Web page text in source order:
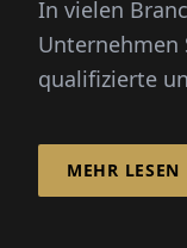
In vielen
Unternehmen
qualifizierte
Wandel und...
MEHR LESEN